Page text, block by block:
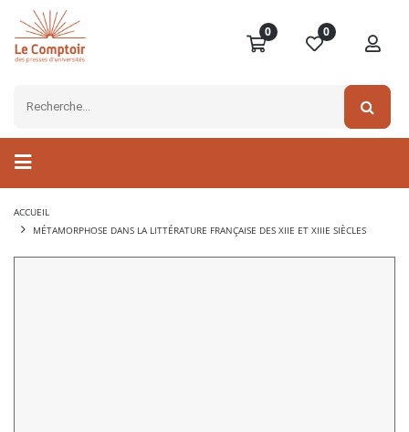
0 0
ACCUEIL
MÉTAMORPHOSE DANS LA LITTÉRATURE FRANÇAISE DES XIIE ET XIIIE SIÈCLES